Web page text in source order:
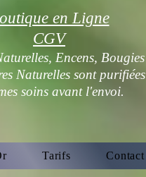
en Ligne
CGV
Encens, Bougies
Naturelles sont purifiées
soins avant l'envoi.
Tarifs Contact